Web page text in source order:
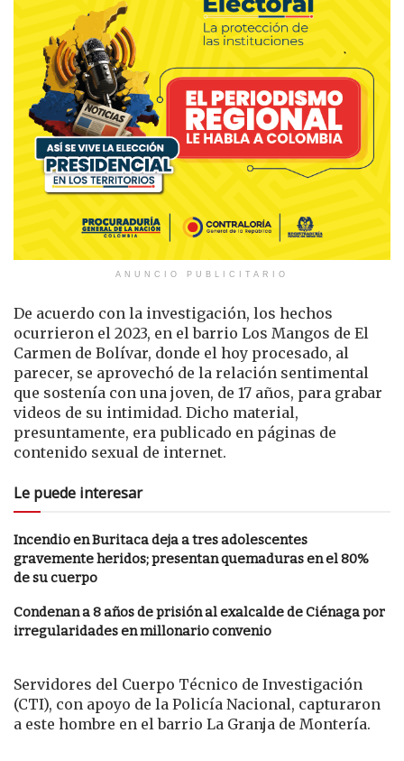
ANUNCIO PUBLICITARIO
De acuerdo con la investigación, los hechos
ocurrieron el 2023, en el barrio Los Mangos de El
Carmen de Bolívar, donde el hoy procesado, al
parecer, se aprovechó de la relación sentimental
que sostenía con una joven, de 17 años, para grabar
videos de su intimidad. Dicho material,
presuntamente, era publicado en páginas de
contenido sexual de internet.
Le puede interesar
Incendio en Buritaca deja a tres adolescentes
gravemente heridos; presentan quemaduras en el 80%
de su cuerpo
Condenan a 8 años de prisión al exalcalde de Ciénaga por
irregularidades en millonario convenio
Servidores del Cuerpo Técnico de Investigación
(CTI), con apoyo de la Policía Nacional, capturaron
a este hombre en el barrio La Granja de Montería.